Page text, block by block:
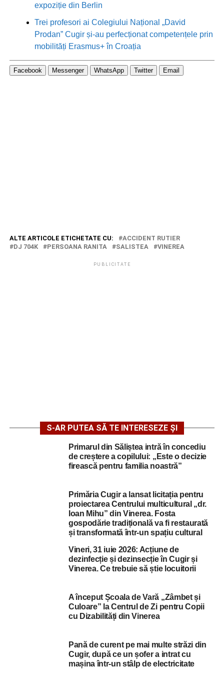
expoziție din Berlin
Trei profesori ai Colegiului Național „David
Prodan” Cugir și-au perfecționat competențele prin
mobilități Erasmus+ în Croația
Facebook Messenger WhatsApp Twitter Email
ALTE ARTICOLE ETICHETATE CU:
ACCIDENT RUTIER
DJ 704K
PERSOANA RANITA SALISTEA VINEREA
PUBLICITATE
S-AR PUTEA SĂ TE INTERESEZE ȘI
Primarul din Săliștea intră în concediu
de creștere a copilului: „Este o decizie
firească pentru familia noastră”
Primăria Cugir a lansat licitația pentru
proiectarea Centrului multicultural „dr.
Ioan Mihu” din Vinerea. Fosta
gospodărie tradițională va fi restaurată
și transformată într-un spațiu cultural
Vineri, 31 iuie 2026: Acțiune de
dezinfecție și dezinsecție în Cugir și
Vinerea. Ce trebuie să știe locuitorii
A început Școala de Vară „Zâmbet și
Culoare” la Centrul de Zi pentru Copii
cu Dizabilități din Vinerea
Pană de curent pe mai multe străzi din
Cugir, după ce un șofer a intrat cu
mașina într-un stâlp de electricitate